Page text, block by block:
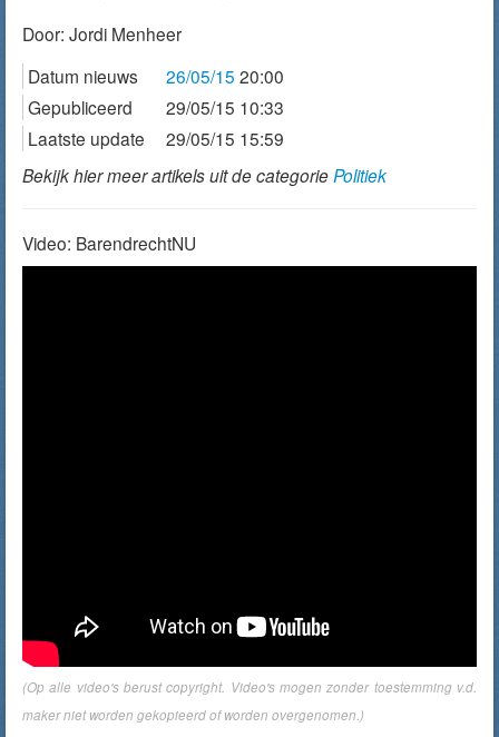
Door: Jordi Menheer
Datum nieuws
26/05/15 20:00
Gepubliceerd
29/05/15 10:33
Laatste update
29/05/15 15:59
Bekijk hier meer artikels uit de categorie Politiek
Video: BarendrechtNU
(Op alle video's berust copyright. Video's mogen zonder toestemming v.d.
maker niet worden gekopieerd of worden overgenomen.)